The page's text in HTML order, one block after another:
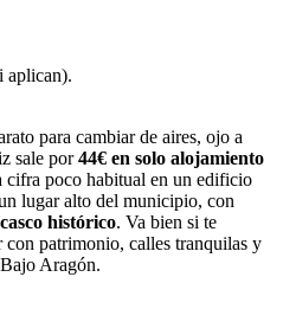
aplican).
para cambiar de aires, ojo a
sale por44€ en solo alojamiento
cifra poco habitual en un edificio
lugar alto del municipio, con
histórico. Va bien si te
con patrimonio, calles tranquilas y
Aragón.